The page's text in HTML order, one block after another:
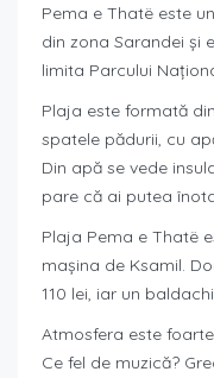
Pema e Thatë este
din zona Sarandei și
limita Parcului
Plaja este formată
spatele pădurii, cu
Din apă se vede
pare că ai putea
Plaja Pema e Thatë
mașina de Ksamil.
110 lei, iar un
Atmosfera este
Ce fel de muzică?